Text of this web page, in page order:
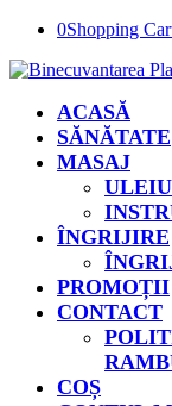
0Shopping
ACASĂ
SĂNĂTATE
MASAJ
ÎNGRIJIRE
PROMOȚII
CONTACT
COȘ